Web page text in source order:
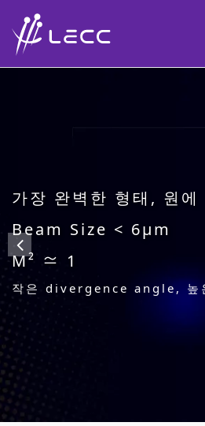
SMD 레이저 다이오드
업계를 선도하는 초소
Size 3.4X3.3mm Weight
생산 자동화, Wearable
료 application의 핵심 부품!
가장 완벽한 형태, 원
Beam Size < 6μm
M² ≃ 1
작은 divergence angle, 높
고객 맞춤 소량 생산,
Safety, Durability
전문 인력과 설비를 통한 경
스 제공